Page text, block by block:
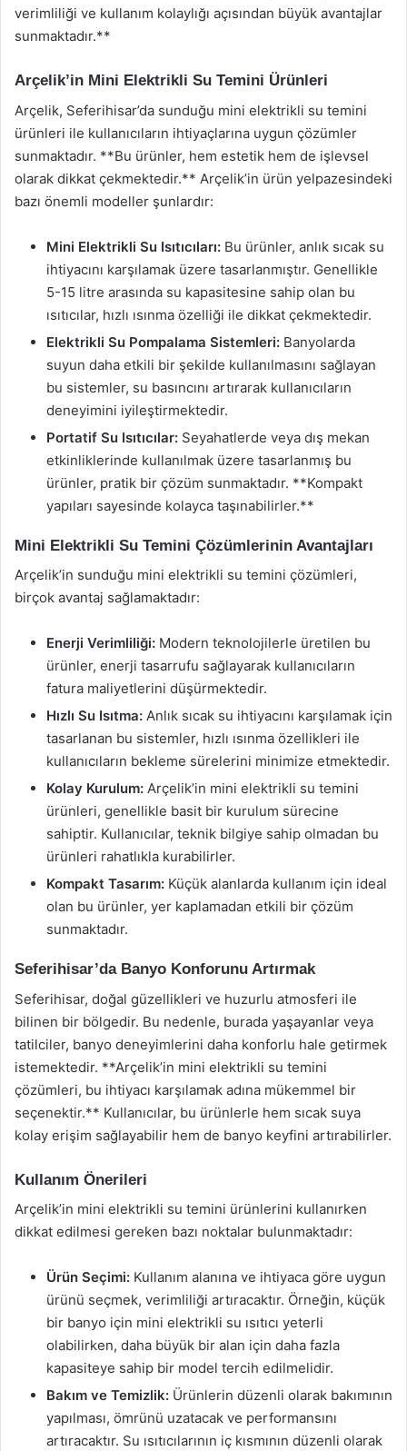
verimliliği ve kullanım kolaylığı açısından büyük avantajlar
sunmaktadır.**
Arçelik’in Mini Elektrikli Su Temini Ürünleri
Arçelik, Seferihisar’da sunduğu mini elektrikli su temini
ürünleri ile kullanıcıların ihtiyaçlarına uygun çözümler
sunmaktadır. **Bu ürünler, hem estetik hem de işlevsel
olarak dikkat çekmektedir.** Arçelik’in ürün yelpazesindeki
bazı önemli modeller şunlardır:
Mini Elektrikli Su Isıtıcıları: Bu ürünler, anlık sıcak su
ihtiyacını karşılamak üzere tasarlanmıştır. Genellikle
5-15 litre arasında su kapasitesine sahip olan bu
ısıtıcılar, hızlı ısınma özelliği ile dikkat çekmektedir.
Elektrikli Su Pompalama Sistemleri: Banyolarda
suyun daha etkili bir şekilde kullanılmasını sağlayan
bu sistemler, su basıncını artırarak kullanıcıların
deneyimini iyileştirmektedir.
Portatif Su Isıtıcılar: Seyahatlerde veya dış mekan
etkinliklerinde kullanılmak üzere tasarlanmış bu
ürünler, pratik bir çözüm sunmaktadır. **Kompakt
yapıları sayesinde kolayca taşınabilirler.**
Mini Elektrikli Su Temini Çözümlerinin Avantajları
Arçelik’in sunduğu mini elektrikli su temini çözümleri,
birçok avantaj sağlamaktadır:
Enerji Verimliliği: Modern teknolojilerle üretilen bu
ürünler, enerji tasarrufu sağlayarak kullanıcıların
fatura maliyetlerini düşürmektedir.
Hızlı Su Isıtma: Anlık sıcak su ihtiyacını karşılamak için
tasarlanan bu sistemler, hızlı ısınma özellikleri ile
kullanıcıların bekleme sürelerini minimize etmektedir.
Kolay Kurulum: Arçelik’in mini elektrikli su temini
ürünleri, genellikle basit bir kurulum sürecine
sahiptir. Kullanıcılar, teknik bilgiye sahip olmadan bu
ürünleri rahatlıkla kurabilirler.
Kompakt Tasarım: Küçük alanlarda kullanım için ideal
olan bu ürünler, yer kaplamadan etkili bir çözüm
sunmaktadır.
Seferihisar’da Banyo Konforunu Artırmak
Seferihisar, doğal güzellikleri ve huzurlu atmosferi ile
bilinen bir bölgedir. Bu nedenle, burada yaşayanlar veya
tatilciler, banyo deneyimlerini daha konforlu hale getirmek
istemektedir. **Arçelik’in mini elektrikli su temini
çözümleri, bu ihtiyacı karşılamak adına mükemmel bir
seçenektir.** Kullanıcılar, bu ürünlerle hem sıcak suya
kolay erişim sağlayabilir hem de banyo keyfini artırabilirler.
Kullanım Önerileri
Arçelik’in mini elektrikli su temini ürünlerini kullanırken
dikkat edilmesi gereken bazı noktalar bulunmaktadır:
Ürün Seçimi: Kullanım alanına ve ihtiyaca göre uygun
ürünü seçmek, verimliliği artıracaktır. Örneğin, küçük
bir banyo için mini elektrikli su ısıtıcı yeterli
olabilirken, daha büyük bir alan için daha fazla
kapasiteye sahip bir model tercih edilmelidir.
Bakım ve Temizlik: Ürünlerin düzenli olarak bakımının
yapılması, ömrünü uzatacak ve performansını
artıracaktır. Su ısıtıcılarının iç kısmının düzenli olarak